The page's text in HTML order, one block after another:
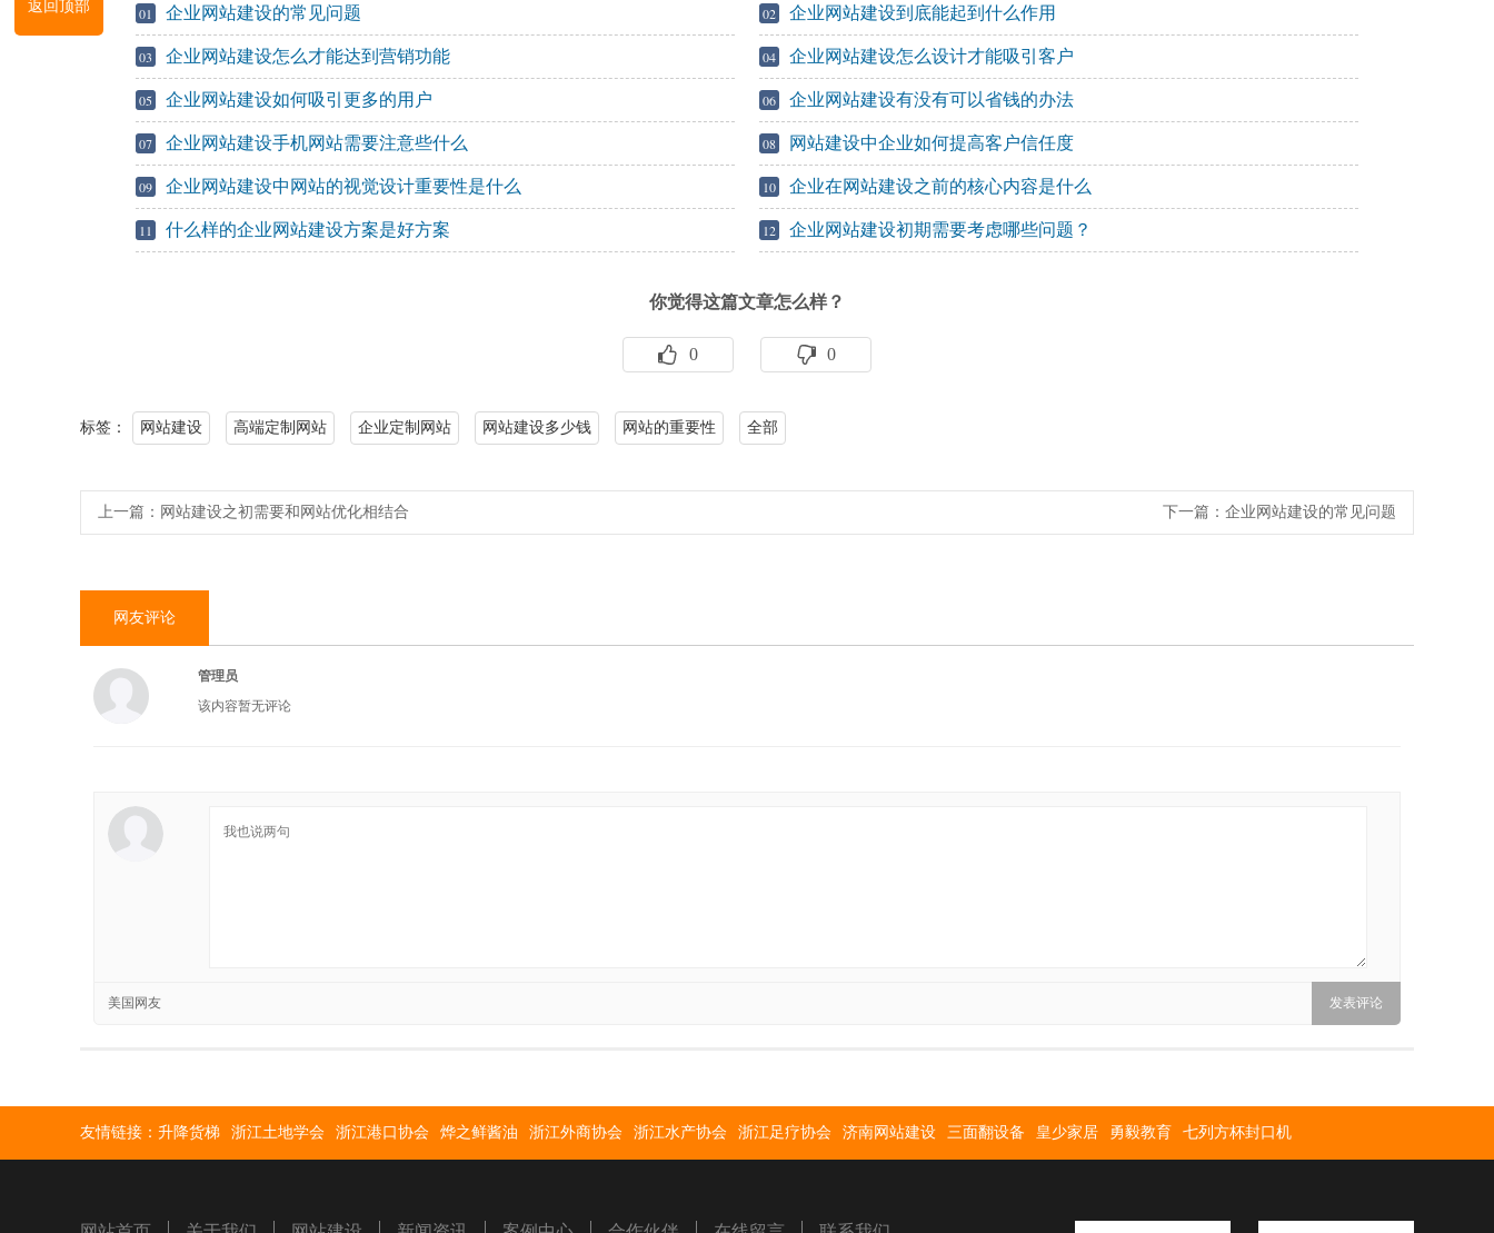
01 企业网站建设的常见问题 02 企业网站建设到底能起到什么作用
03 企业网站建设怎么才能达到营销功能 04 企业网站建设怎么设计才能吸引客户
05 企业网站建设如何吸引更多的用户 06 企业网站建设有没有可以省钱的办法
07 企业网站建设手机网站需要注意些什么 08 网站建设中企业如何提高客户信任度
09 企业网站建设中网站的视觉设计重要性是什么 10 企业在网站建设之前的核心内容是什么
11 什么样的企业网站建设方案是好方案 12 企业网站建设初期需要考虑哪些问题？
你觉得这篇文章怎么样？
0 0
标签： 网站建设 高端定制网站 企业定制网站 网站建设多少钱 网站的重要性 全部
上一篇： 网站建设之初需要和网站优化相结合 下一篇： 企业网站建设的常见问题
网友评论
管理员
该内容暂无评论
美国网友
友情链接： 升降货梯 浙江土地学会 浙江港口协会 烨之鲜酱油 浙江外商协会 浙江水产协会 浙江足疗协会 济南网站建设 三面翻设备 皇少家居 勇毅教育 七列方杯封口机
返回顶部